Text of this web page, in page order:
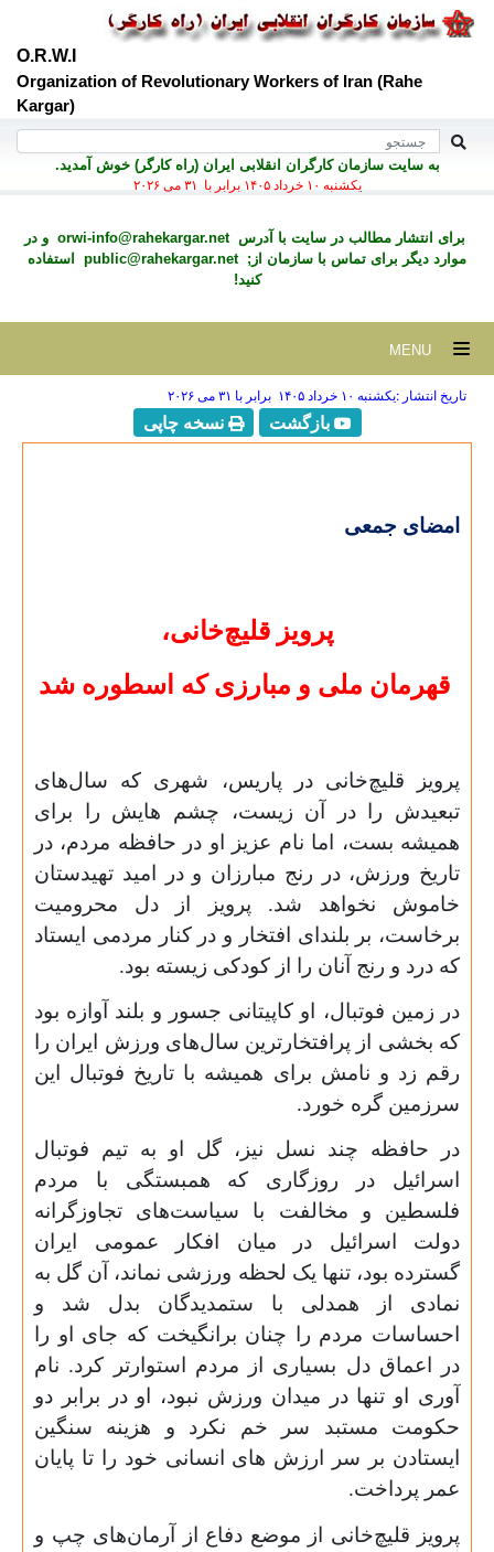
O.R.W.I
Organization of Revolutionary Workers of Iran (Rahe
Kargar)
به سايت سازمان کارگران انقلابی ايران (راه کارگر) خوش آمديد.
يكشنبه ۱۰ خرداد ۱۴۰۵ برابر با ۳۱ می ۲۰۲۶
برای انتشار مطالب در سايت با آدرسorwi-info@rahekargar.net و در
موارد ديگر برای تماس با سازمان از;public@rahekargar.net
استفاده
کنید!
تاریخ انتشار :يكشنبه ۱۰ خرداد ۱۴۰۵ برابر با ۳۱ می ۲۰۲۶
بازگشت نسخه چاپی
امضای جمعی
پرویز قلیچ‌خانی،
قهرمان ملی و مبارزی که اسطوره شد
پرویز قلیچ‌خانی در پاریس، شهری که سال‌های
تبعیدش را در آن زیست، چشم هایش را برای
همیشه بست، اما نام عزیز او در حافظه مردم، در
تاریخ ورزش، در رنج مبارزان و در امید تهیدستان
خاموش نخواهد شد. پرویز از دل محرومیت
برخاست، بر بلندای افتخار و در کنار مردمی ایستاد
که درد و رنج آنان را از کودکی زیسته بود.
در زمین فوتبال، او کاپیتانی جسور و بلند آوازه بود
که بخشی از پرافتخارترین سال‌های ورزش ایران را
رقم زد و نامش برای همیشه با تاریخ فوتبال این
سرزمین گره خورد.
در حافظه چند نسل نیز، گل او به تیم فوتبال
اسرائیل در روزگاری که همبستگی با مردم
فلسطین و مخالفت با سیاست‌های تجاوزگرانه
دولت اسرائیل در میان افکار عمومی ایران
گسترده بود، تنها یک لحظه ورزشی نماند، آن گل به
نمادی از همدلی با ستمدیدگان بدل شد و
احساسات مردم را چنان برانگیخت که جای او را
در اعماق دل بسیاری از مردم استوارتر کرد. نام
آوری او تنها در میدان ورزش نبود، او در برابر دو
حکومت مستبد سر خم نکرد و هزینه سنگین
ایستادن بر سر ارزش های انسانی خود را تا پایان
عمر پرداخت.
پرویز قلیچ‌خانی از موضع دفاع از آرمان‌های چپ و